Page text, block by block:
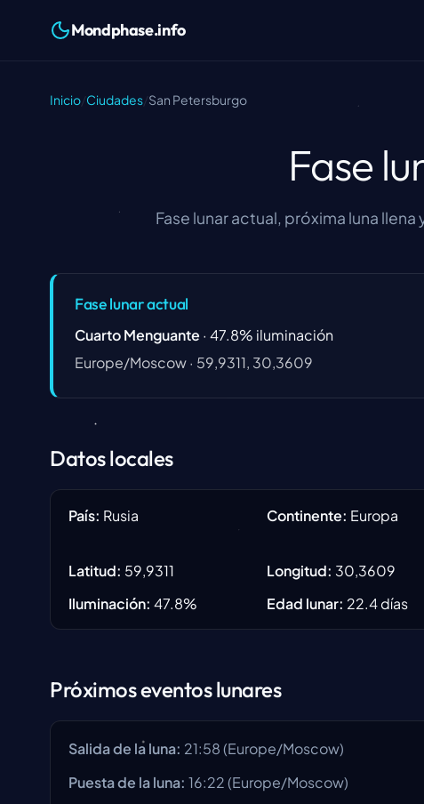
Mondphase.info
Inicio Ciudades San Petersburgo
Fase
Fase lunar actual, próxima luna
Fase lunar actual
Cuarto Menguante · 47.8% iluminación
Europe/Moscow· 59,9311, 30,3609
Datos locales
País: Rusia Continente: Europa
Latitud: 59,9311 Longitud: 30,3609
Iluminación: 47.8% Edad lunar: 22.4días
Próximos eventos lunares
Salida de la luna: 21:58(Europe/Moscow)
Puesta de la luna: 16:22(Europe/Moscow)